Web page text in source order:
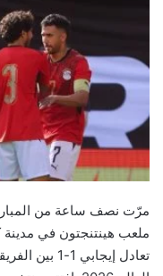
مرّت نصف ساعة من
ملعب هينتنجتون في مدينة
تعادل